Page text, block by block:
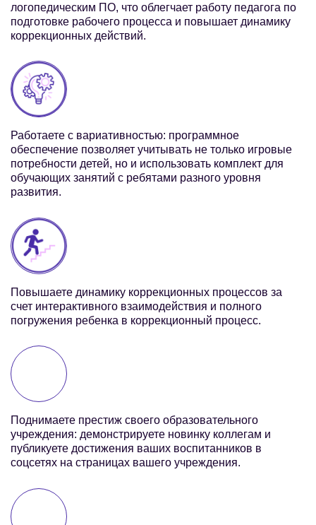
логопедическим ПО, что облегчает работу педагога по
подготовке рабочего процесса и повышает динамику
коррекционных действий.
Работаете с вариативностью: программное
обеспечение позволяет учитывать не только игровые
потребности детей, но и использовать комплект для
обучающих занятий с ребятами разного уровня
развития.
Повышаете динамику коррекционных процессов за
счет интерактивного взаимодействия и полного
погружения ребенка в коррекционный процесс.
Поднимаете престиж своего образовательного
учреждения: демонстрируете новинку коллегам и
публикуете достижения ваших воспитанников в
соцсетях на страницах вашего учреждения.